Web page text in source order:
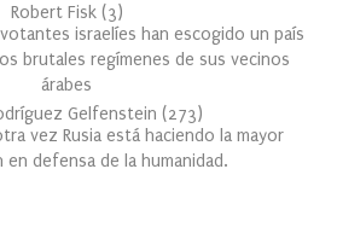
Robert Fisk (3)
israelíes han escogido un país
brutales regímenes de sus vecinos
árabes
Gelfenstein (273)
vez Rusia está haciendo la mayor
defensa de la humanidad.